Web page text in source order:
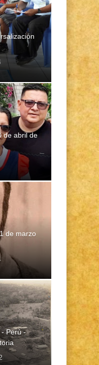
de abril de
de marzo
Perú -